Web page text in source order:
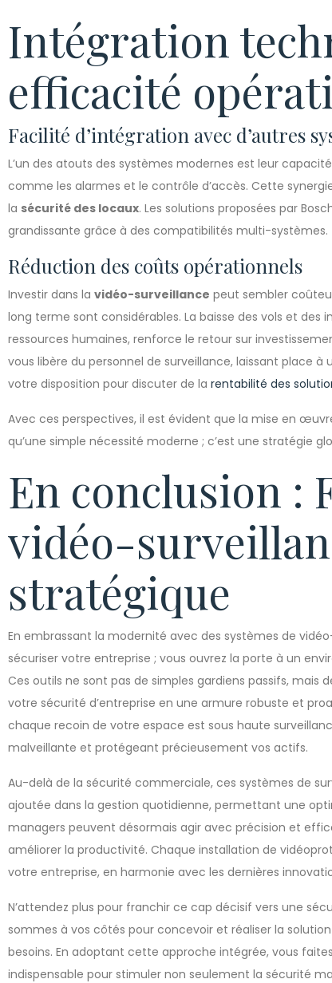
Intégration
efficacité
Facilité d’intégration avec d’autres
L’un des atouts des systèmes modernes est leur
comme les alarmes et le contrôle d’accès. Cette
la sécurité des locaux. Les solutions proposées par
grandissante grâce à des compatibilités multi-systèmes.
Réduction des coûts opérationnels
Investir dans la vidéo-surveillance peut sembler
long terme sont considérables. La baisse des vols et
ressources humaines, renforce le retour sur
vous libère du personnel de surveillance, laissant place
votre disposition pour discuter de la rentabilité des
Avec ces perspectives, il est évident que la mise en
qu’une simple nécessité moderne ; c’est une stratégie
En conclusion :
vidéo-
stratégique
En embrassant la modernité avec des systèmes de
sécuriser votre entreprise ; vous ouvrez la porte à un
Ces outils ne sont pas de simples gardiens passifs,
votre sécurité d’entreprise en une armure robuste et
chaque recoin de votre espace est sous haute
malveillante et protégeant précieusement vos actifs.
Au-delà de la sécurité commerciale, ces systèmes de
ajoutée dans la gestion quotidienne, permettant une
managers peuvent désormais agir avec précision et
améliorer la productivité. Chaque installation de
votre entreprise, en harmonie avec les dernières
N’attendez plus pour franchir ce cap décisif vers une
sommes à vos côtés pour concevoir et réaliser la
besoins. En adoptant cette approche intégrée, vous
indispensable pour stimuler non seulement la sécurité